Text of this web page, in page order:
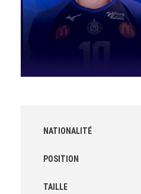
NATIONALITÉ
POSITION
TAILLE